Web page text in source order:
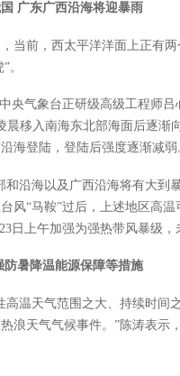
广东广西沿海将迎暴雨
当前，西太平洋洋面上正有
。
央气象台正研级高级工程师
晨移入南海东北部海面后逐渐
海登陆，登陆后强度逐渐减弱
和沿海以及广西沿海将有大到
风“马鞍”过后，上述地区高
日上午加强为强热带风暴级，
暑降温能源保障等措施
高温天气范围之大、持续时间
浪天气气候事件。”陈涛表示